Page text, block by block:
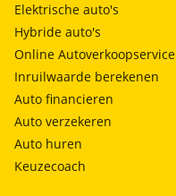
Elektrische auto's
Hybride auto's
Online Autoverkoopservice
Inruilwaarde berekenen
Auto financieren
Auto verzekeren
Auto huren
Keuzecoach